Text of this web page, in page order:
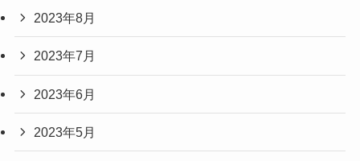
2023年8月
2023年7月
2023年6月
2023年5月